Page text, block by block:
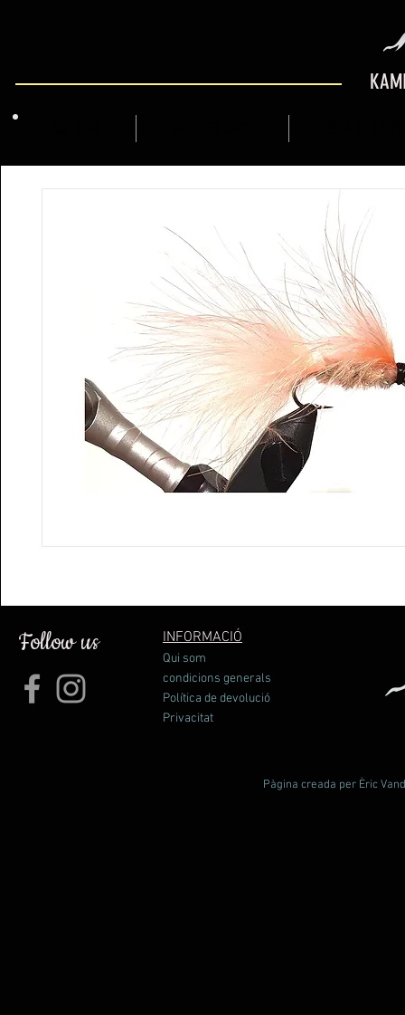
Follow us INFORMACIÓ
Qui som
condicions generals
Política de devolució
Privacitat
Pàgina creada per Èric